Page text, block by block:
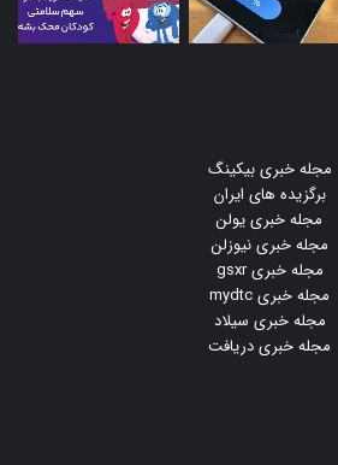
مجله خبری بیکینگ
برگزیده های ایران
مجله خبری یولن
مجله خبری نیوزلن
مجله خبری gsxr
مجله خبری mydtc
مجله خبری سیلاد
مجله خبری دریافت